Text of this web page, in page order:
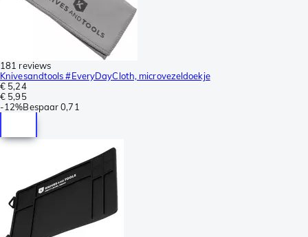
181 reviews
Knivesandtools #EveryDayCloth, microvezeldoekje
€ 5,24
€ 5,95
-12%Bespaar 0,71